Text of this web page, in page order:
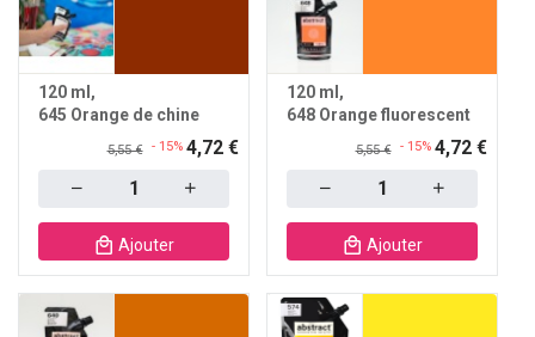
120 ml
645 Orange de chine
5,55 € - 15% 4,72 €
Ajouter
120 ml
648 Orange fluorescent
5,55 € - 15% 4,72 €
Ajouter